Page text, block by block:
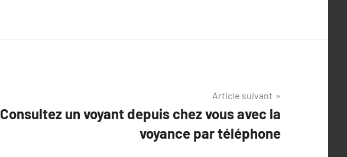
Article suivant
Consultez un voyant depuis chez vous avec la
voyance par téléphone